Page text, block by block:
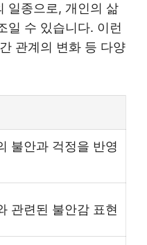
일종으로, 개인의 삶
일 수 있습니다. 이런
관계의 변화 등 다양
불안과 걱정을 반영
관련된 불안감 표현